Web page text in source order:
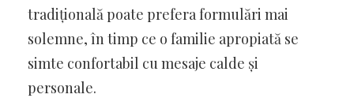
tradițională poate prefera formulări mai
solemne, în timp ce o familie apropiată se
simte confortabil cu mesaje calde și
personale.